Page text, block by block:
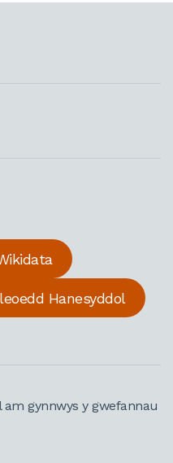
Hanesyddol
gynnwys y gwefannau